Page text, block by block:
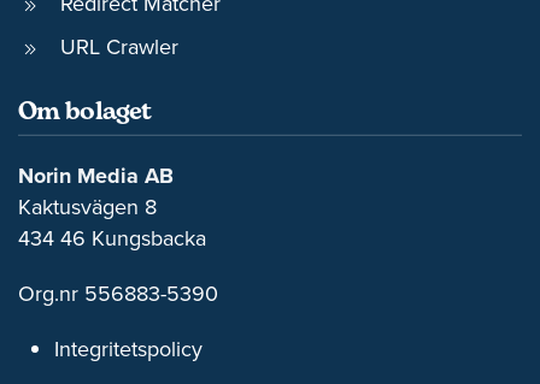
URL Crawler
Om bolaget
Norin Media AB
Kaktusvägen 8
434 46 Kungsbacka
Org.nr 556883-5390
Integritetspolicy